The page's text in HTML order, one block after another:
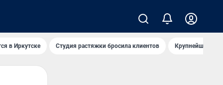
в Иркутске Студия растяжки бросила клиентов Крупнейшие